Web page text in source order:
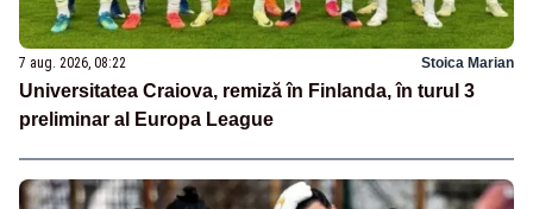
7 aug. 2026, 08:22 Stoica Marian
Universitatea Craiova, remiză în Finlanda, în turul 3
preliminar al Europa League